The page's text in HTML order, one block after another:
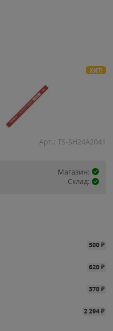
ХИТ!
Арт.: TS-SH24A2041
Магазин:
Склад:
500₽
620₽
370₽
2 294₽